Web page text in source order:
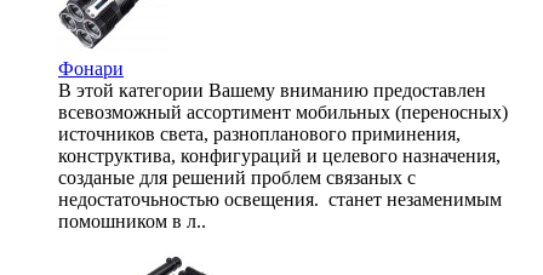
Фонари
В этой категории Вашему вниманию предоставлен
всевозможный ассортимент мобильных (переносных)
источников света, разнопланового приминения,
конструктива, конфигураций и целевого назначения,
созданые для решений проблем связаных с
недостаточьностью освещения. станет незаменимым
помошником в л..